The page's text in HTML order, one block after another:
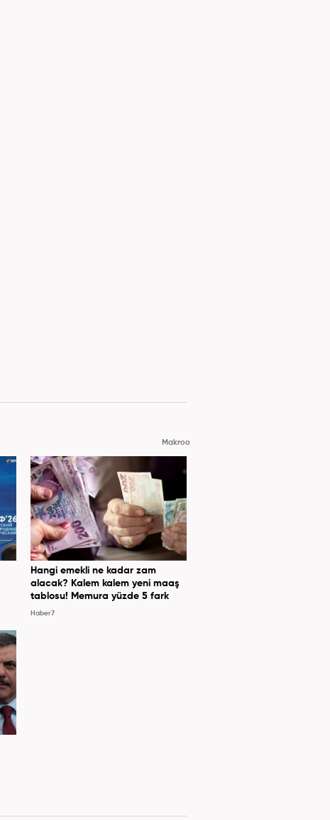
Makroo
Hangi emekli ne kadar zam
alacak? Kalem kalem yeni maaş
tablosu! Memura yüzde 5 fark
Haber7